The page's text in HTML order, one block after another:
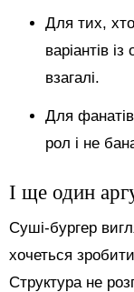
Для тих,
варіантів
взагалі.
Для
рол і не
І ще один
Суші-бургер
хочеться
Структура не